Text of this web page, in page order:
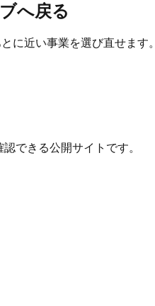
へ戻る
に近い事業を選び直せます。
できる公開サイトです。